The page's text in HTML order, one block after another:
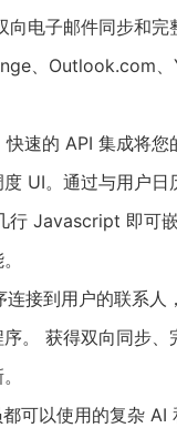
电子邮件同步和完
、Outlook.com、
速的 API 集成将
UI。通过与用户
行 Javascript 即可
接到用户的联系
。 获得双向同步
可以使用的复杂